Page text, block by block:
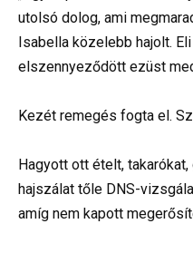
utolsó dolog, ami
Isabella közelebb hajolt.
elszennyeződött ezüst
Kezét remegés fogta el.
Hagyott ott ételt,
hajszálat tőle DNS-
amíg nem kapott